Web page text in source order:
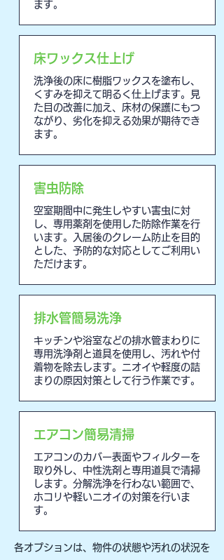
ます。
床ワックス仕上げ
洗浄後の床に樹脂ワックスを塗布し、
くすみを抑えて明るく仕上げます。見
た目の改善に加え、床材の保護にもつ
ながり、劣化を抑える効果が期待でき
ます。
害虫防除
空室期間中に発生しやすい害虫に対
し、専用薬剤を使用した防除作業を行
います。入居後のクレーム防止を目的
とした、予防的な対応としてご利用い
ただけます。
排水管簡易洗浄
キッチンや浴室などの排水管まわりに
専用洗浄剤と道具を使用し、汚れや付
着物を除去します。ニオイや軽度の詰
まりの原因対策として行う作業です。
エアコン簡易清掃
エアコンのカバー表面やフィルターを
取り外し、中性洗剤と専用道具で清掃
します。分解洗浄を行わない範囲で、
ホコリや軽いニオイの対策を行いま
す。
各オプションは、物件の状態や汚れの状況を